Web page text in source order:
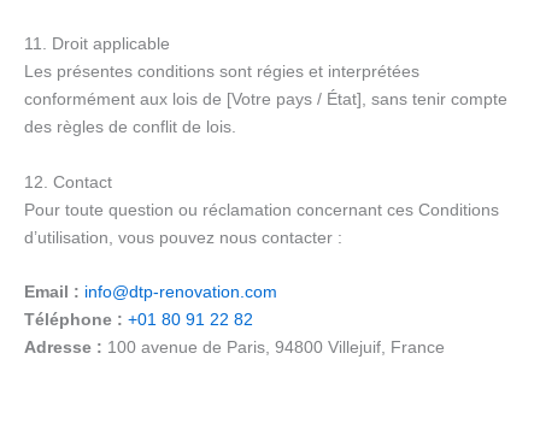
11. Droit applicable
Les présentes conditions sont régies et interprétées
conformément aux lois de [Votre pays / État], sans tenir compte
des règles de conflit de lois.
12. Contact
Pour toute question ou réclamation concernant ces Conditions
d’utilisation, vous pouvez nous contacter :
Email : info@dtp-renovation.com
Téléphone : +01 80 91 22 82
Adresse : 100 avenue de Paris, 94800 Villejuif, France